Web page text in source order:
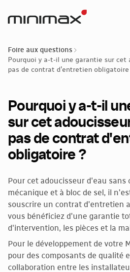
Foire aux questions
Pourquoi y a-t-il une garantie sur cet
pas de contrat d'entretien obligatoire
Pourquoi y a-t-il
sur cet
pas de contrat
obligatoire ?
Pour cet adoucisseur d'eau
mécanique et à bloc de sel, il
souscrire un contrat d'entretien
vous bénéficiez d'une garantie
d'intervention, les pièces et la
Pour le développement de votre
pour des composants de qualité
collaboration entre les